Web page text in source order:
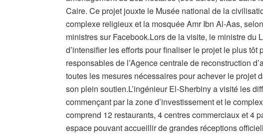
Caire. Ce projet jouxte le Musée national de la
complexe religieux et la mosquée Amr Ibn Al-Aas,
ministres sur Facebook.Lors de la visite, le ministre du
d’intensifier les efforts pour finaliser le projet le plus
responsables de l’Agence centrale de reconstruction
toutes les mesures nécessaires pour achever le projet
son plein soutien.L’ingénieur El-Sherbiny a visité les
commençant par la zone d’investissement et le
comprend 12 restaurants, 4 centres commerciaux et 4
espace pouvant accueillir de grandes réceptions